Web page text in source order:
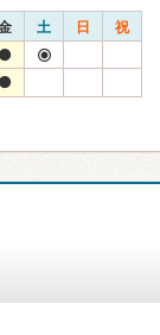
土 日 祝